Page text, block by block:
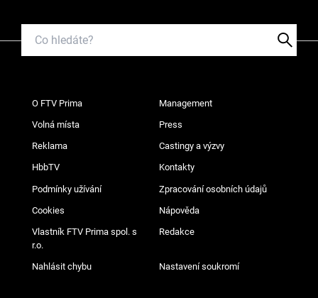
O FTV Prima Management
Volná místa Press
Reklama Castingy a výzvy
HbbTV Kontakty
Podmínky užívání Zpracování osobních údajů
Cookies Nápověda
Vlastník FTV Prima spol. s
r.o.
Redakce
Nahlásit chybu Nastavení soukromí